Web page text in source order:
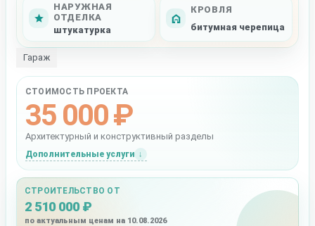
НАРУЖНАЯ
ОТДЕЛКА
штукатурка
КРОВЛЯ
битумная черепица
Гараж
СТОИМОСТЬ ПРОЕКТА
35 000 ₽
Архитектурный и конструктивный разделы
Дополнительные услуги
СТРОИТЕЛЬСТВО ОТ
2 510 000 ₽
по актуальным ценам на 10.08.2026